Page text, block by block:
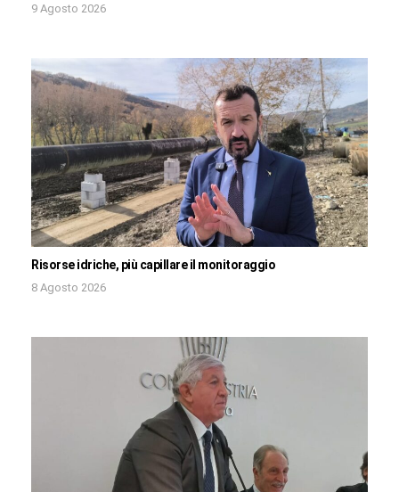
9 Agosto 2026
Risorse idriche, più capillare il monitoraggio
8 Agosto 2026